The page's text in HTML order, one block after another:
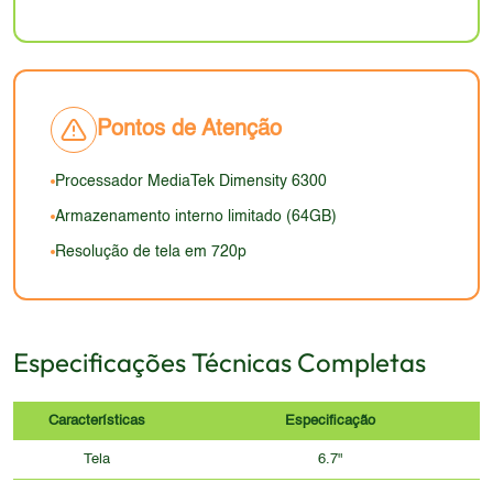
Pontos de Atenção
Processador MediaTek Dimensity 6300
Armazenamento interno limitado (64GB)
Resolução de tela em 720p
Especificações Técnicas Completas
Características Especificação
Tela 6.7"